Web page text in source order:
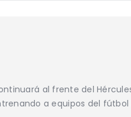
al frente del
a equipos del